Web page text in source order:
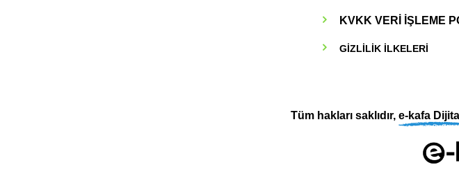
KVKK VERİ İŞLEME
GİZLİLİK İLKELERİ
Tüm hakları saklıdır, e-kafa Dijital